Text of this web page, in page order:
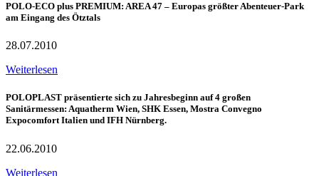
POLO-ECO plus PREMIUM: AREA 47 – Europas größter Abenteuer-Park
am Eingang des Ötztals
28.07.2010
Weiterlesen
POLOPLAST präsentierte sich zu Jahresbeginn auf 4 großen
Sanitärmessen: Aquatherm Wien, SHK Essen, Mostra Convegno
Expocomfort Italien und IFH Nürnberg.
22.06.2010
Weiterlesen